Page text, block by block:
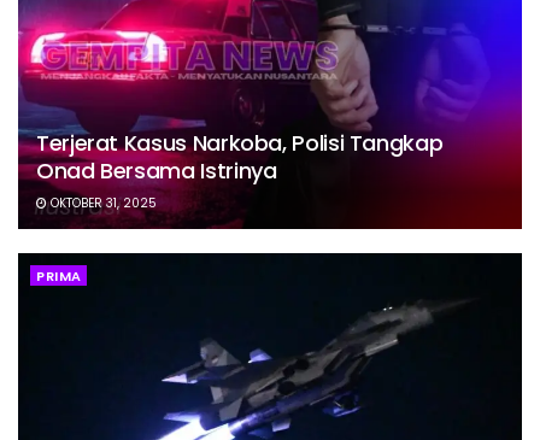
Terjerat Kasus Narkoba, Polisi Tangkap
Onad Bersama Istrinya
OKTOBER 31, 2025
PRIMA